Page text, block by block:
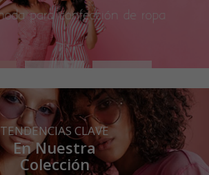
TENDENCIAS CLAVE
En Nuestra
Colección